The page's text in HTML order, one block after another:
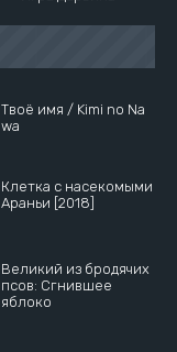
Твоё имя / Kimi no Na
wa
Клетка с насекомыми
Араньи [2018]
Великий из бродячих
псов: Сгнившее
яблоко